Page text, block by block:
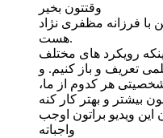
وقتتون بخیر
با فرزانه مظفری نژاد
هست.
رویکرد های مختلف
تعریف و باز کنیم. و
هر کدوم از ما،
بیشتر و بهتر کار کنه
این ویدیو براتون اوجب
واجباته